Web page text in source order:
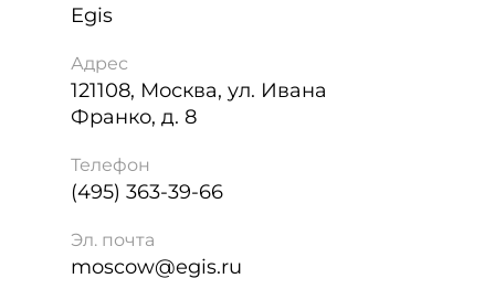
Egis
Адрес
121108, Москва, ул. Ивана
Франко, д. 8
Телефон
(495) 363-39-66
Эл. почта
moscow@egis.ru